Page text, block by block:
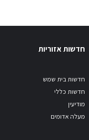
חדשות אזוריות
חדשות בית שמש
חדשות כללי
מודיעין
מעלה אדומים